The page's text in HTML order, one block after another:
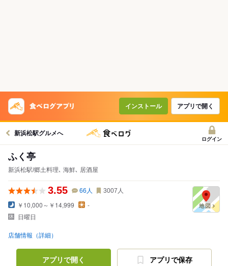
インストール アプリで開く
新浜松駅グルメへ
ログイン
ふく亭
新浜松駅/郷土料理､ 海鮮､ 居酒屋
3.55 66 人 3007 人
￥10,000～￥14,999
-
日曜日
店舗情報（詳細）
アプリで開く アプリで保存